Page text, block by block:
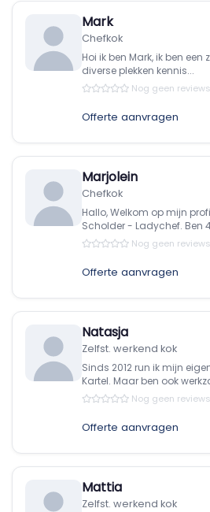
Mark
Chefkok
Hoi ik ben Mark, ik ben
diverse plekken kennis...
Nog geen reviews
Offerte aanvragen
Marjolein
Chefkok
Hallo, Welkom op mijn
Scholder - Ladychef. Ben
Nog geen reviews
Offerte aanvragen
Natasja
Zelfst. werkend kok
Sinds 2012 run ik mijn
Kartel. Maar ben ook
Nog geen reviews
Offerte aanvragen
Mattia
Zelfst. werkend kok